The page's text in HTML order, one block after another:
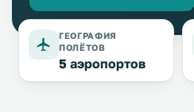
ГЕОГРАФИЯ
ПОЛЁТОВ
5 аэропортов